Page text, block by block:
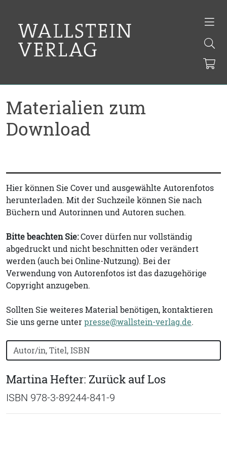
Materialien zum
Download
Hier können Sie Cover und ausgewählte Autorenfotos
herunterladen. Mit der Suchzeile können Sie nach
Büchern und Autorinnen und Autoren suchen.
Bitte beachten Sie:Cover dürfen nur vollständig
abgedruckt und nicht beschnitten oder verändert
werden (auch bei Online-Nutzung). Bei der
Verwendung von Autorenfotos ist das dazugehörige
Copyright anzugeben.
Sollten Sie weiteres Material benötigen, kontaktieren
Sie uns gerne unterpresse@wallstein-verlag.de.
Bücher nach Buchtitel, Autorennamen oder ISBN
Martina Hefter: Zurück auf Los
ISBN 978-3-89244-841-9